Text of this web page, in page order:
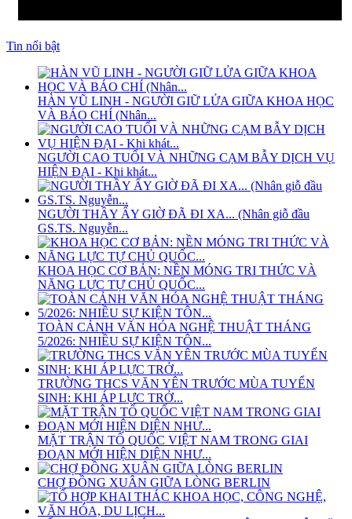
Tin nổi bật
HÀN VŨ LINH - NGƯỜI GIỮ LỬA GIỮA KHOA HỌC
VÀ BÁO CHÍ (Nhân...
NGƯỜI CAO TUỔI VÀ NHỮNG CẠM BẪY DỊCH VỤ
HIỆN ĐẠI - Khi khát...
NGƯỜI THẦY ẤY GIỜ ĐÃ ĐI XA... (Nhân giỗ đầu
GS.TS. Nguyễn...
KHOA HỌC CƠ BẢN: NỀN MÓNG TRI THỨC VÀ
NĂNG LỰC TỰ CHỦ QUỐC...
TOÀN CẢNH VĂN HÓA NGHỆ THUẬT THÁNG
5/2026: NHIỀU SỰ KIỆN TÔN...
TRƯỜNG THCS VĂN YÊN TRƯỚC MÙA TUYỂN
SINH: KHI ÁP LỰC TRỞ...
MẶT TRẬN TỔ QUỐC VIỆT NAM TRONG GIAI
ĐOẠN MỚI HIỆN DIỆN NHƯ...
CHỢ ĐỒNG XUÂN GIỮA LÒNG BERLIN